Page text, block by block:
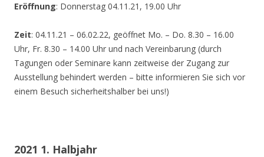
Eröffnung: Donnerstag 04.11.21, 19.00 Uhr
Zeit: 04.11.21 – 06.02.22, geöffnet Mo. – Do. 8.30 – 16.00
Uhr, Fr. 8.30 – 14.00 Uhr und nach Vereinbarung (durch
Tagungen oder Seminare kann zeitweise der Zugang zur
Ausstellung behindert werden – bitte informieren Sie sich vor
einem Besuch sicherheitshalber bei uns!)
2021 1. Halbjahr